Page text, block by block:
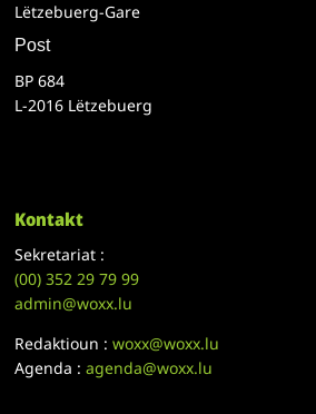
Lëtzebuerg-Gare
Post
BP 684
L-2016 Lëtzebuerg
Kontakt
Sekretariat :
(00)352 29 79 99
admin@woxx.lu
Redaktioun :woxx@woxx.lu
Agenda :agenda@woxx.lu